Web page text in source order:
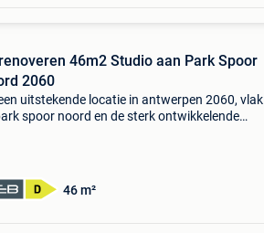
46m2 Studio aan Park Spoor
2060
uitstekende locatie in antwerpen 2060, vlak
spoor noord en de sterk ontwikkelende
46 m²